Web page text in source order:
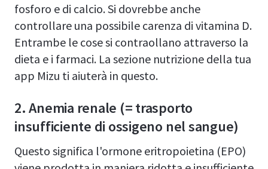
fosforo e di calcio. Si dovrebbe anche
controllare una possibile carenza di vitamina D.
Entrambe le cose si contraollano attraverso la
dieta e i farmaci. La sezione nutrizione della tua
app Mizu ti aiuterà in questo.
2. Anemia renale (= trasporto
insufficiente di ossigeno nel sangue)
Questo significa l'ormone eritropoietina (EPO)